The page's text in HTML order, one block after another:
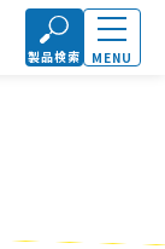
製品検索 MENU